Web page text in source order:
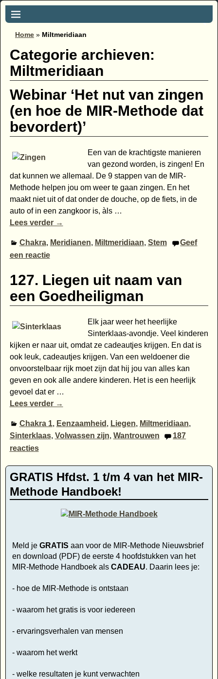
Home » Miltmeridiaan
Categorie archieven:
Miltmeridiaan
Webinar ‘Het nut van zingen
(en hoe de MIR-Methode dat
bevordert)’
Een van de krachtigste manieren
van gezond worden, is zingen! En
dat kunnen we allemaal. De 9 stappen van de MIR-
Methode helpen jou om weer te gaan zingen. En het
maakt niet uit of dat onder de douche, op de fiets, in de
auto of in een zangkoor is, àls …
Lees verder →
Chakra, Meridianen, Miltmeridiaan, Stem
Geef
een reactie
127. Liegen uit naam van
een Goedheiligman
Elk jaar weer het heerlijke
Sinterklaas-avondje. Veel kinderen
kijken er naar uit, omdat ze cadeautjes krijgen. En dat is
ook leuk, cadeautjes krijgen. Van een weldoener die
onvoorstelbaar rijk moet zijn dat hij jou van alles kan
geven en ook alle andere kinderen. Het is een heerlijk
gevoel dat er …
Lees verder →
Chakra 1, Eenzaamheid , Liegen, Miltmeridiaan,
Sinterklaas, Volwassen zijn, Wantrouwen
187
reacties
GRATIS Hfdst. 1 t/m 4 van het MIR-
Methode Handboek!
Meld je GRATIS aan voor de MIR-Methode Nieuwsbrief
en download (PDF) de eerste 4 hoofdstukken van het
MIR-Methode Handboek als CADEAU. Daarin lees je:
- hoe de MIR-Methode is ontstaan
- waarom het gratis is voor iedereen
- ervaringsverhalen van mensen
- waarom het werkt
- welke resultaten je kunt verwachten